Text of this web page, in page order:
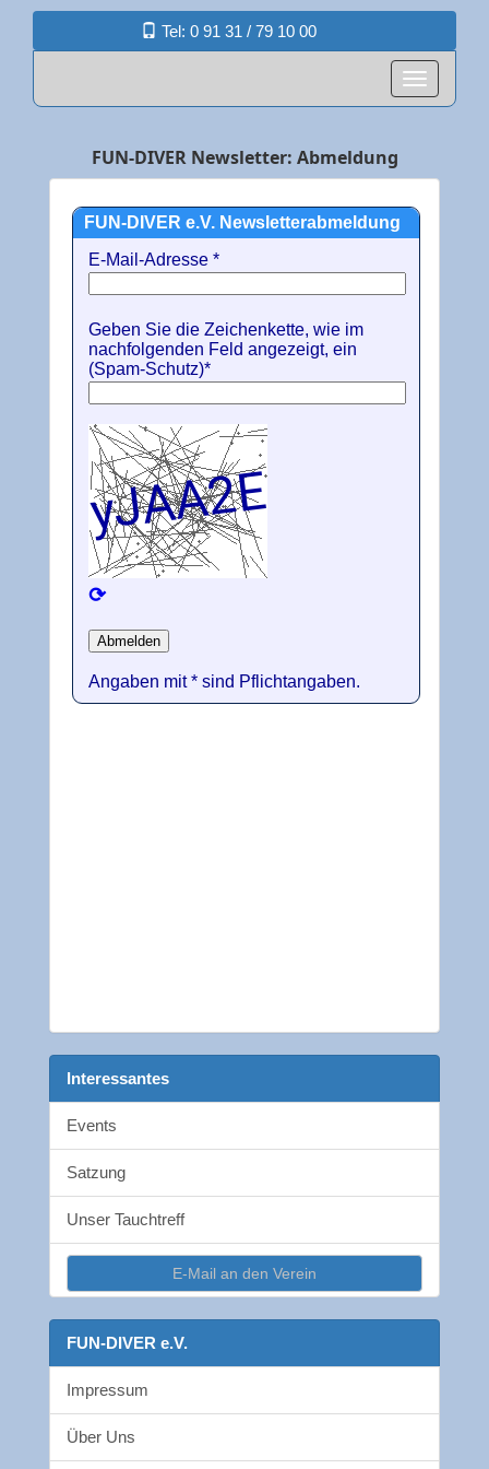
Tel: 0 91 31 / 79 10 00
FUN-DIVER Newsletter: Abmeldung
Interessantes
Events
Satzung
Unser Tauchtreff
E-Mail an den Verein
FUN-DIVER e.V.
Impressum
Über Uns